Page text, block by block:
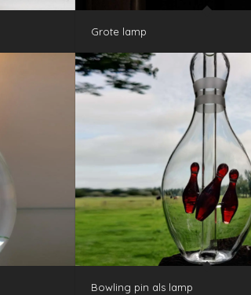
Grote lamp
Bowling pin als lamp